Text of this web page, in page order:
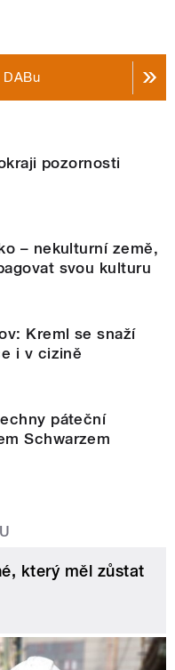
pozornosti
– nekulturní země,
svou kulturu
Kreml se snaží
i v cizině
páteční
Schwarzem
který měl zůstat